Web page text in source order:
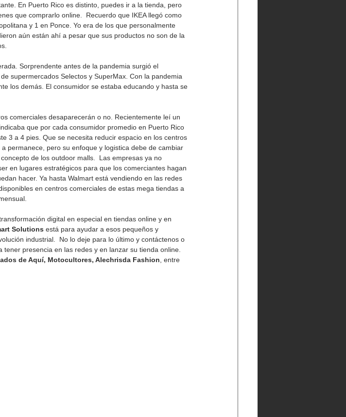
En Puerto Rico es distinto, puedes ir a la tienda, pero
que comprarlo online.  Recuerdo que IKEA llegó como
y 1 en Ponce. Yo era de los que personalmente
aún están ahí a pesar que sus productos no son de la
Sorprendente antes de la pandemia surgió el
supermercados Selectos y SuperMax. Con la pandemia
los demás. El consumidor se estaba educando y hasta se
comerciales desaparecerán o no. Recientemente leí un
que por cada consumidor promedio en Puerto Rico
3 a 4 pies. Que se necesita reducir espacio en los centros
permanece, pero su enfoque y logistica debe de cambiar
de los outdoor malls.  Las empresas ya no
en lugares estratégicos para que los comerciantes hagan
hacer. Ya hasta Walmart está vendiendo en las redes
en centros comerciales de estas mega tiendas a
digital en especial en tiendas online y en
Solutions está para ayudar a esos pequeños y
industrial.  No lo deje para lo último y contáctenos o
presencia en las redes y en lanzar su tienda online.
de Aquí, Motocultores, Alechrisda Fashion , entre